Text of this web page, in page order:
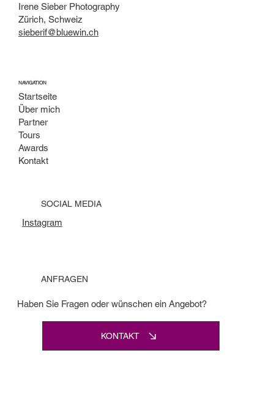
NAVIGATION
Startseite
Über mich
Partner
Tours
Awards
Kontakt
Irene Sieber Photography
Zürich, Schweiz
sieberif@bluewin.ch
SOCIAL MEDIA
Instagram
ANFRAGEN
Haben Sie Fragen oder wünschen ein Angebot?
KONTAKT